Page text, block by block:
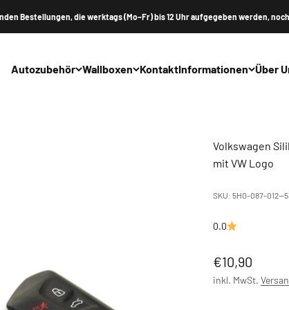
Bestellungen, die werktags (Mo–Fr) bis 12 Uhr aufgegeben werden,
Autozubehör Wallboxen KontaktInformationen Über
Volkswagen
mit VW Logo
SKU: 5H0-087-012--
0.0
Angebot
€10,90
inkl. MwSt.